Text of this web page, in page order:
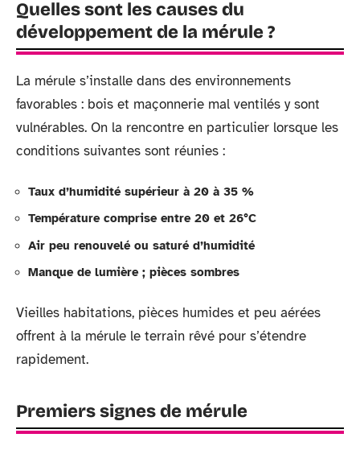
Quelles sont les causes du
développement de la mérule ?
La mérule s’installe dans des environnements
favorables : bois et maçonnerie mal ventilés y sont
vulnérables. On la rencontre en particulier lorsque les
conditions suivantes sont réunies :
Taux d’humidité supérieur à 20 à 35 %
Température comprise entre 20 et 26°C
Air peu renouvelé ou saturé d’humidité
Manque de lumière ; pièces sombres
Vieilles habitations, pièces humides et peu aérées
offrent à la mérule le terrain rêvé pour s’étendre
rapidement.
Premiers signes de mérule